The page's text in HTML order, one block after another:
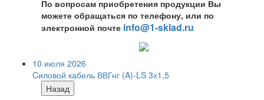
По вопросам приобретения продукции Вы
можете обращаться по телефону, или по
электронной почте info@1-sklad.ru
10 июля 2026
Cиловой кабель ВВГнг (A)-LS 3х1,5
Назад